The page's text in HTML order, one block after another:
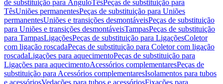
de substituição para ÂnguloTêsPeças de substituição para
TêsUniões permanentesPeças de substituição para Uniões
permanentesUniões e transições desmontáveisPeças de substituição
para Uniões e transições desmontáveisTampasPeças de substituição
para TampasLigaçõesPeças de substituição para LigaçõesColetor
com ligação roscadaPeças de substituição para Coletor com ligação
roscadaLigações para aquecimentoPeças de substituição para
Ligações para aquecimentoAcessórios complementaresPeças de
substituição para Acessórios complementaresIsolamentos para tubos
e acessóriosVedações para tubos e acessóriosFixações para